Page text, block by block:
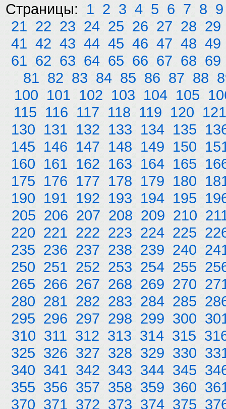
Страницы: 1 2 3 4 5 6 7 8 9
21 22 23 24 25 26 27 28 29
41 42 43 44 45 46 47 48 49
61 62 63 64 65 66 67 68 69
81 82 83 84 85 86 87 88
100 101 102 103 104 105
115 116 117 118 119 120 121
130 131 132 133 134 135
145 146 147 148 149 150
160 161 162 163 164 165
175 176 177 178 179 180
190 191 192 193 194 195
205 206 207 208 209 210
220 221 222 223 224 225
235 236 237 238 239 240
250 251 252 253 254 255
265 266 267 268 269 270
280 281 282 283 284 285
295 296 297 298 299 300
310 311 312 313 314 315
325 326 327 328 329 330
340 341 342 343 344 345
355 356 357 358 359 360
370 371 372 373 374 375